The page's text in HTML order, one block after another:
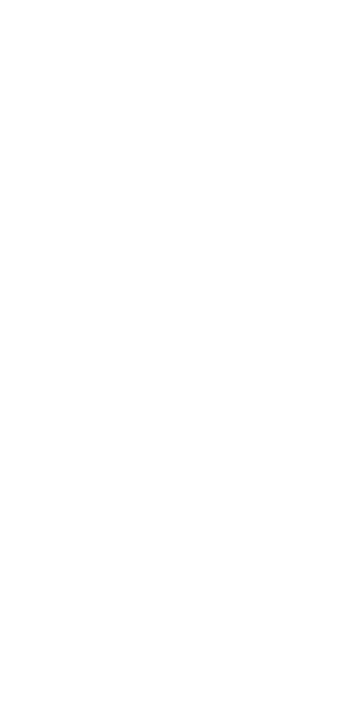
призыв, от lego и legere
в армии Древнего Рима.
4,320) пехотинцев и
номер и название.
примерно
в каждый исторический
оно могло
трибун, в период